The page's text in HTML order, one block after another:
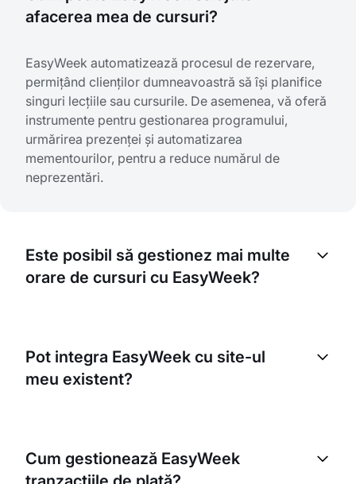
afacerea mea de cursuri?
EasyWeek automatizează procesul de rezervare,
permițând clienților dumneavoastră să își planifice
singuri lecțiile sau cursurile. De asemenea, vă oferă
instrumente pentru gestionarea programului,
urmărirea prezenței și automatizarea
mementourilor, pentru a reduce numărul de
neprezentări.
Este posibil să gestionez mai multe
orare de cursuri cu EasyWeek?
noi și le puteți seta disponibilitatea. Este ideal
pentru o afacere care oferă diferite tipuri de
Pot integra EasyWeek cu site-ul
meu existent?
rezervare pe care îl puteți adăuga pe site, astfel
Cum gestionează EasyWeek